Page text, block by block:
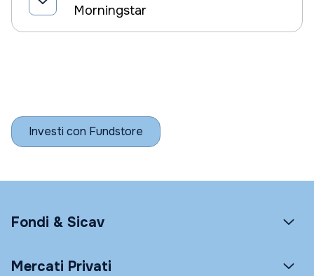
Morningstar
Investi con Fundstore
Fondi & Sicav
Mercati Privati